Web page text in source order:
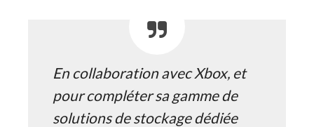
En collaboration avec Xbox, et
pour compléter sa gamme de
solutions de stockage dédiée